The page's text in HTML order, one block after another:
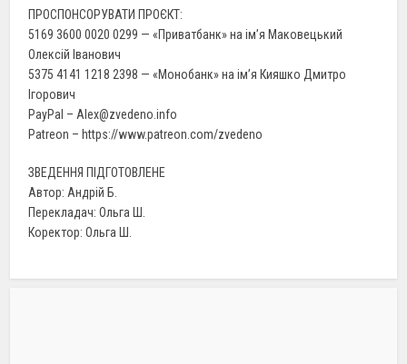
ПРОСПОНСОРУВАТИ ПРОЄКТ:
5169 3600 0020 0299 — «Приватбанк» на ім’я Маковецький
Олексій Іванович
5375 4141 1218 2398 — «Монобанк» на ім’я Кияшко Дмитро
Ігорович
PayPal – Alex@zvedeno.info
Patreon – https://www.patreon.com/zvedeno
ЗВЕДЕННЯ ПІДГОТОВЛЕНЕ
Автор: Андрій Б.
Перекладач: Ольга Ш.
Коректор: Ольга Ш.